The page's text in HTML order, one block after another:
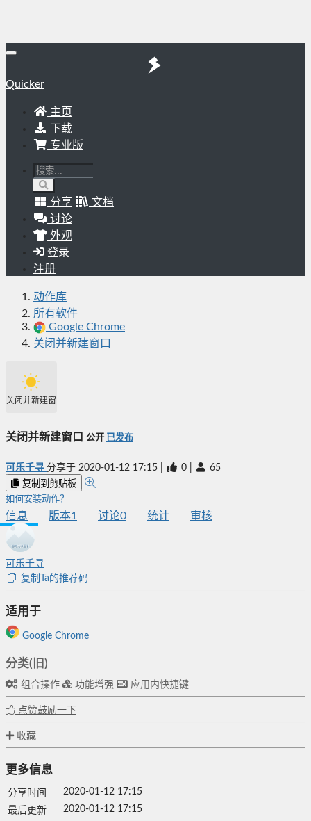
Quicker
主页
下载
专业版
分享
文档
讨论
外观
登录
注册
动作库
所有软件
Google Chrome
关闭并新建窗口
关闭并新建窗口
关闭并新建窗口 公开 已发布
可乐千寻 分享于 2020-01-12 17:15 0 65
复制到剪贴板
如何安装动作？
信息 版本1 讨论0 统计 审核
可乐千寻
复制Ta的推荐码
适用于
Google Chrome
分类(旧)
组合操作 功能增强 应用内快捷键
点赞鼓励一下
收藏
更多信息
分享时间
2020-01-12 17:15
最后更新
2020-01-12 17:15